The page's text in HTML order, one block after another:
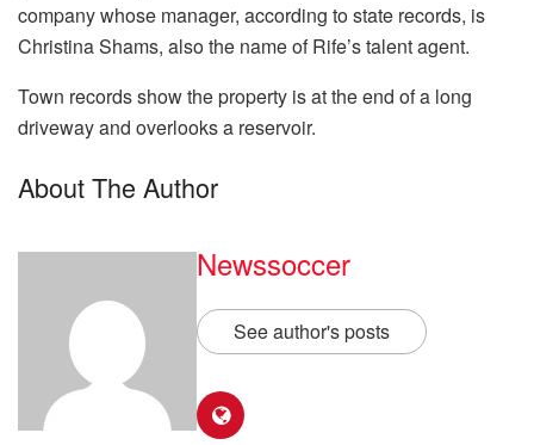
company whose manager, according to state records, is
Christina Shams, also the name of Rife’s talent agent.
Town records show the property is at the end of a long
driveway and overlooks a reservoir.
About The Author
Newssoccer
See author's posts